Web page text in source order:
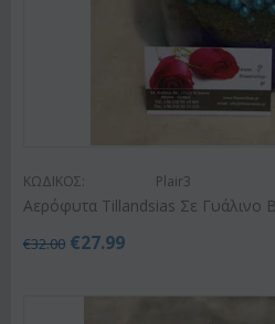
ΚΩΔΙΚΟΣ: Plair3
Αερόφυτα Tillandsias Σε Γυάλινο
€32.00 €27.99